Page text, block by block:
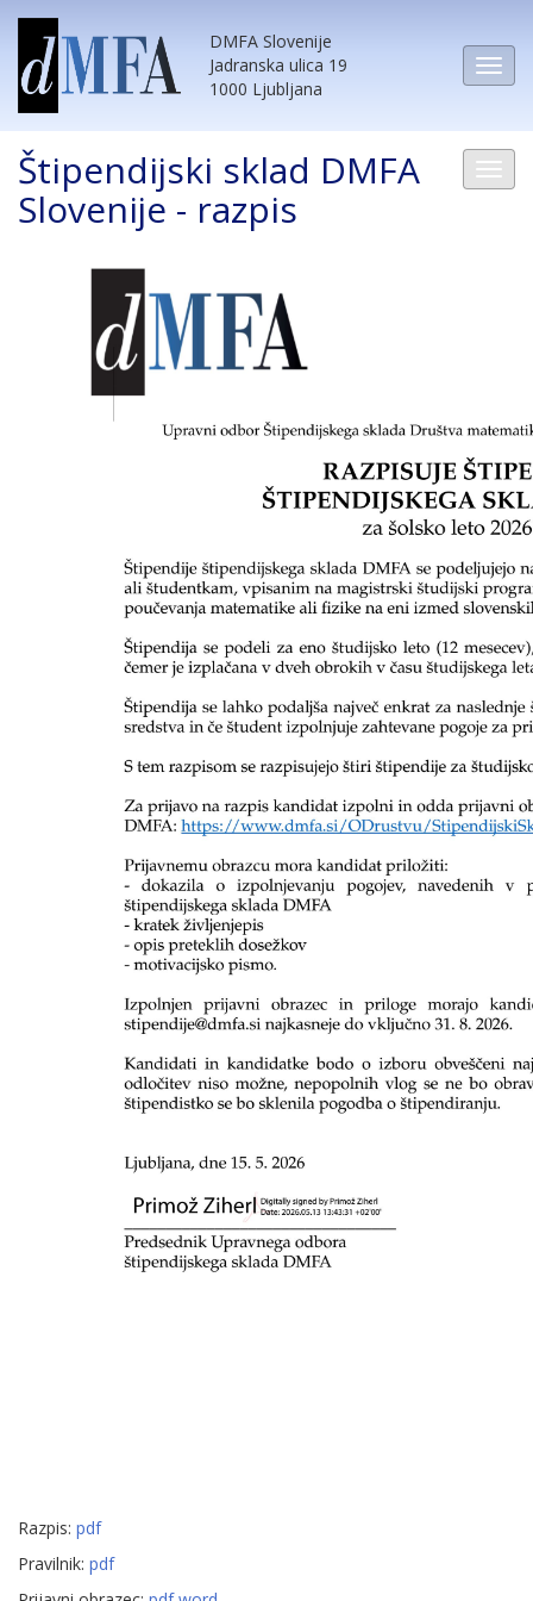
DMFA Slovenije
Jadranska ulica 19
1000 Ljubljana
Štipendijski sklad DMFA
Slovenije - razpis
Razpis: pdf
Pravilnik: pdf